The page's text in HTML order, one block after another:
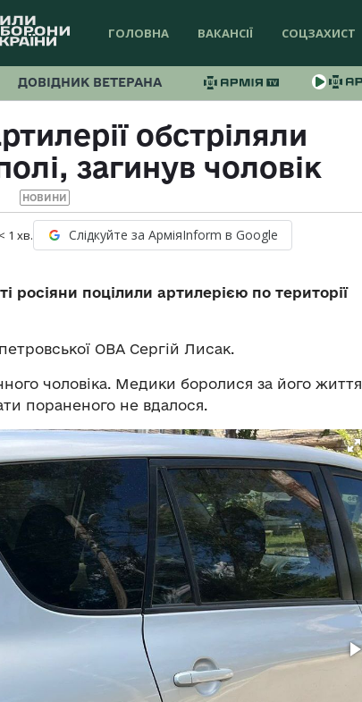
ГОЛОВНА ВАКАНСІЇ СОЦЗАХИСТ
ДОВІДНИК ВЕТЕРАНА
обстріляли
загинув чоловік
НОВИНИ
< 1 хв. Слідкуйте за АрміяInform в Google
росіяни поцілили артилерією по території
ОВА Сергій Лисак.
чоловіка. Медики боролися за його життя
пораненого не вдалося.